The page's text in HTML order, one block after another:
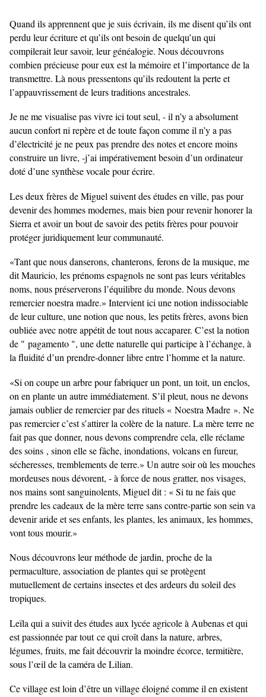
Quand ils apprennent que je suis écrivain, ils me disent qu’ils ont
perdu leur écriture et qu’ils ont besoin de quelqu’un qui
compilerait leur savoir, leur généalogie. Nous découvrons
combien précieuse pour eux est la mémoire et l’importance de la
transmettre. Là nous pressentons qu’ils redoutent la perte et
l’appauvrissement de leurs traditions ancestrales.
Je ne me visualise pas vivre ici tout seul, - il n’y a absolument
aucun confort ni repère et de toute façon comme il n’y a pas
d’électricité je ne peux pas prendre des notes et encore moins
construire un livre, -j’ai impérativement besoin d’un ordinateur
doté d’une synthèse vocale pour écrire.
Les deux frères de Miguel suivent des études en ville, pas pour
devenir des hommes modernes, mais bien pour revenir honorer la
Sierra et avoir un bout de savoir des petits frères pour pouvoir
protéger juridiquement leur communauté.
«Tant que nous danserons, chanterons, ferons de la musique, me
dit Mauricio, les prénoms espagnols ne sont pas leurs véritables
noms, nous préserverons l’équilibre du monde. Nous devons
remercier noestra madre.» Intervient ici une notion indissociable
de leur culture, une notion que nous, les petits frères, avons bien
oubliée avec notre appétit de tout nous accaparer. C’est la notion
de " pagamento ", une dette naturelle qui participe à l’échange, à
la fluidité d’un prendre-donner libre entre l’homme et la nature.
«Si on coupe un arbre pour fabriquer un pont, un toit, un enclos,
on en plante un autre immédiatement. S’il pleut, nous ne devons
jamais oublier de remercier par des rituels « Noestra Madre ». Ne
pas remercier c’est s’attirer la colère de la nature. La mère terre ne
fait pas que donner, nous devons comprendre cela, elle réclame
des soins , sinon elle se fâche, inondations, volcans en fureur,
sécheresses, tremblements de terre.» Un autre soir où les mouches
mordeuses nous dévorent, - à force de nous gratter, nos visages,
nos mains sont sanguinolents, Miguel dit : « Si tu ne fais que
prendre les cadeaux de la mère terre sans contre-partie son sein va
devenir aride et ses enfants, les plantes, les animaux, les hommes,
vont tous mourir.»
Nous découvrons leur méthode de jardin, proche de la
permaculture, association de plantes qui se protègent
mutuellement de certains insectes et des ardeurs du soleil des
tropiques.
Leïla qui a suivit des études aux lycée agricole à Aubenas et qui
est passionnée par toutce qui croît dans la nature, arbres,
légumes, fruits, me fait découvrir la moindre écorce, termitière,
sous l’œil de la caméra de Lilian.
Ce village est loin d’être un village éloigné comme il en existent